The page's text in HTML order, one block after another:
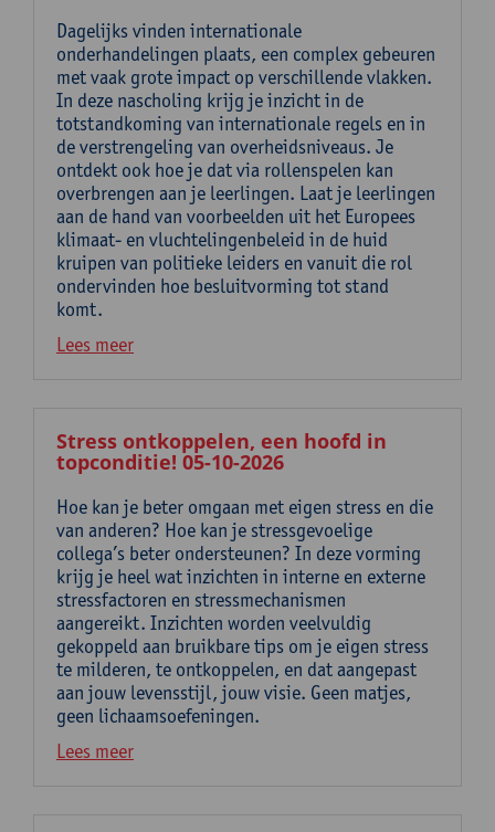
Dagelijks vinden internationale
onderhandelingen plaats, een complex gebeuren
met vaak grote impact op verschillende vlakken.
In deze nascholing krijg je inzicht in de
totstandkoming van internationale regels en in
de verstrengeling van overheidsniveaus. Je
ontdekt ook hoe je dat via rollenspelen kan
overbrengen aan je leerlingen. Laat je leerlingen
aan de hand van voorbeelden uit het Europees
klimaat- en vluchtelingenbeleid in de huid
kruipen van politieke leiders en vanuit die rol
ondervinden hoe besluitvorming tot stand
komt.
Lees meer
Stress ontkoppelen, een hoofd in
topconditie! 05-10-2026
Hoe kan je beter omgaan met eigen stress en die
van anderen? Hoe kan je stressgevoelige
collega’s beter ondersteunen? In deze vorming
krijg je heel wat inzichten in interne en externe
stressfactoren en stressmechanismen
aangereikt. Inzichten worden veelvuldig
gekoppeld aan bruikbare tips om je eigen stress
te milderen, te ontkoppelen, en dat aangepast
aan jouw levensstijl, jouw visie. Geen matjes,
geen lichaamsoefeningen.
Lees meer